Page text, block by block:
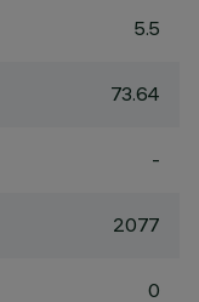
5.5
73.64
-
2077
0